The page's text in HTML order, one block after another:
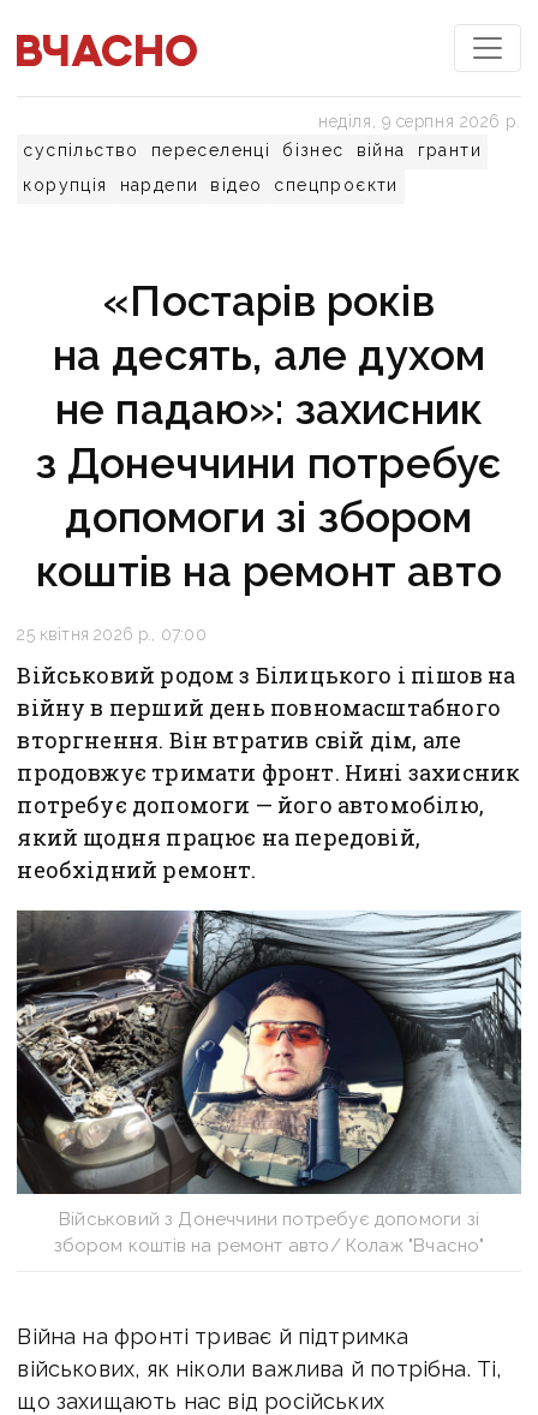
суспільство переселенці бізнес війна
гранти
корупція
нардепи відео спецпроєкти
неділя, 9 серпня 2026 р.
«Постарів років
на десять, але духом
не падаю»: захисник
з Донеччини потребує
допомоги зі збором
коштів на ремонт авто
25 квітня 2026 р., 07:00
Військовий родом з Білицького і пішов на
війну в перший день повномасштабного
вторгнення. Він втратив свій дім, але
продовжує тримати фронт. Нині захисник
потребує допомоги — його автомобілю,
який щодня працює на передовій,
необхідний ремонт.
Військовий з Донеччини потребує допомоги зі
збором коштів на ремонт авто/ Колаж "Вчасно"
Війна на фронті триває й підтримка
військових, як ніколи важлива й потрібна. Ті,
що захищають нас від російських